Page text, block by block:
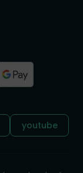
youtube